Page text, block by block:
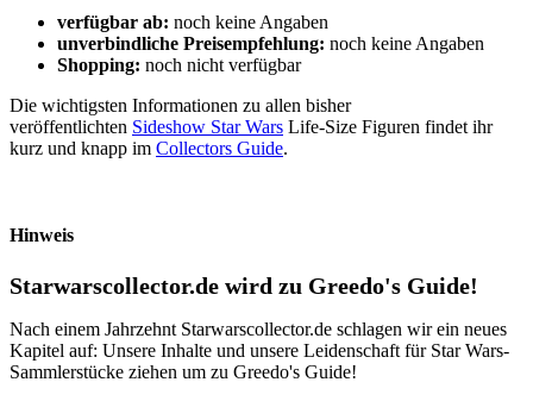
verfügbar ab: noch keine Angaben
unverbindliche Preisempfehlung: noch keine Angaben
Shopping: noch nicht verfügbar
Die wichtigsten Informationen zu allen bisher
veröffentlichten Sideshow Star Wars Life-Size Figuren findet ihr
kurz und knapp im Collectors Guide.
Hinweis
Starwarscollector.de wird zu Greedo's Guide!
Nach einem Jahrzehnt Starwarscollector.de schlagen wir ein neues
Kapitel auf: Unsere Inhalte und unsere Leidenschaft für Star Wars-
Sammlerstücke ziehen um zu Greedo's Guide!